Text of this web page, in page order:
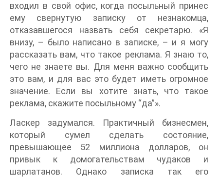
входил в свой офис, когда посыльный принес
ему свернутую записку от незнакомца,
отказавшегося назвать себя секретарю. «Я
внизу, – было написано в записке, – и я могу
рассказать вам, что такое реклама. Я знаю то,
чего не знаете вы. Для меня важно сообщить
это вам, и для вас это будет иметь огромное
значение. Если вы хотите знать, что такое
реклама, скажите посыльному “да”».
Ласкер задумался. Практичный бизнесмен,
который сумел сделать состояние,
превышающее 52 миллиона долларов, он
привык к домогательствам чудаков и
шарлатанов. Однако записка так его